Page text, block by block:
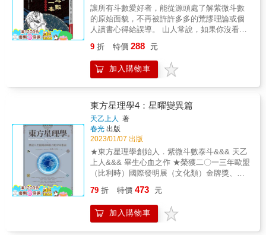
讓所有斗數愛好者，能從源頭處了解紫微斗數
的原始面貌，不再被許許多多的荒謬理論或個
人讀書心得給誤導。 山人常說，如果你沒看過
作，不管是這本『紫微斗數全書』或是『十八
飛星策天紫微斗數全集』，你怎知道你學的是
不是正統的紫微斗數呢？在網路發達，凡事講
所獲得的資訊是正確的呢？ 真正的學問在書上
而不是網路上那種片段且充滿個人偏見的謬
論，不是嗎？ &
9 折 特價 288 元
加入購物車
東方星理學4：星曜變異篇
天乙上人 著
春光 出版
2023/01/07 出版
★東方星理學創始人．紫微斗數泰斗&&& 天乙
上人&&& 畢生心血之作 ★榮獲二〇一三年歐盟
（比利時）國際發明展（文化類）金牌獎、羅
總會金牌獎 ★融合古老智慧和現代元素，解譯
個人潛能與人生曲線的說明書！ 瞭解自己人格
特質的優劣點，預知人生曲線高低處， 為的不
79 折 特價 473 元
加入購物車